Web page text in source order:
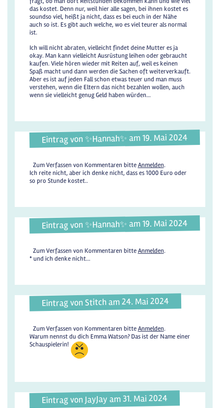
das kostet. Denn nur, weil hier alle sagen, bei ihnen kostet es
soundso viel, heißt ja nicht, dass es bei euch in der Nähe
auch so ist. Es gibt auch welche, wo es viel teurer als normal
ist.
Ich will nicht abraten, vielleicht findet deine Mutter es ja
okay. Man kann vielleicht Ausrüstung leihen oder gebraucht
kaufen. Viele hören wieder mit Reiten auf, weil es keinen
Spaß macht und dann werden die Sachen oft weiterverkauft.
Aber es ist auf jeden Fall schon etwas teuer und man muss
verstehen, wenn die Eltern das nicht bezahlen wollen, auch
wenn sie vielleicht genug Geld haben würden...
Eintrag von ✨️Hannah✨️ am 19. Mai 2024
Zum Verfassen von Kommentaren bitteAnmelden.
Ich reite nicht, aber ich denke nicht, dass es 1000 Euro oder
so pro Stunde kostet..
Eintrag von ✨️Hannah✨️ am 19. Mai 2024
Zum Verfassen von Kommentaren bitteAnmelden.
* und ich denke nicht...
Eintrag von Stitch am 24. Mai 2024
Zum Verfassen von Kommentaren bitteAnmelden.
Warum nennst du dich Emma Watson? Das ist der Name einer
Schauspielerin!
Eintrag von JayJay am 31. Mai 2024